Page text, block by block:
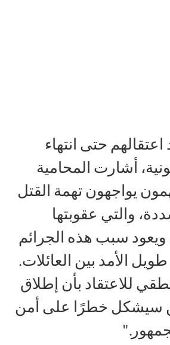
حتى انتهاء
أشارت المحامية
يواجهون تهمة القتل
والتي عقوبتها
ويعود سبب هذه الجرائم
الأمد بين العائلات.
للاعتقاد بأن إطلاق
سيشكل خطرًا على أمن